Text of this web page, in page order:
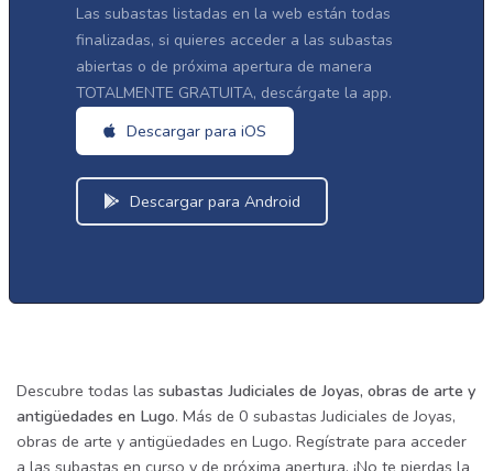
Las subastas listadas en la web están todas
finalizadas, si quieres acceder a las subastas
abiertas o de próxima apertura de manera
TOTALMENTE GRATUITA, descárgate la app.
Descargar para iOS
Descargar para Android
Descubre todas las subastas Judiciales de Joyas, obras de arte y
antigüedades en Lugo. Más de 0 subastas Judiciales de Joyas,
obras de arte y antigüedades en Lugo. Regístrate para acceder
a las subastas en curso y de próxima apertura. ¡No te pierdas la